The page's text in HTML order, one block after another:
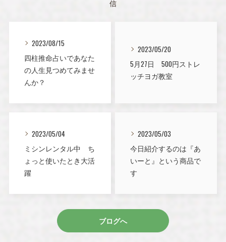
信
2023/08/15
四柱推命占いであなた
の人生見つめてみませ
んか？
2023/05/20
5月27日 500円ストレ
ッチヨガ教室
2023/05/04
ミシンレンタル中 ち
ょっと使いたとき大活
躍
2023/05/03
今日紹介するのは『あ
いーと』という商品で
す
ブログへ